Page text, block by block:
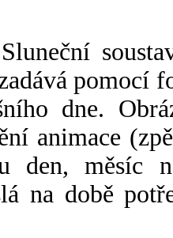
pomocí
dne.
animace
den, měsíc
na době